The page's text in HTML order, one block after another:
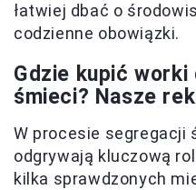
łatwiej dbać o
codzienne obowiązki.
Gdzie kupić
śmieci? Nasze
W procesie segregacji
odgrywają kluczową
kilka sprawdzonych